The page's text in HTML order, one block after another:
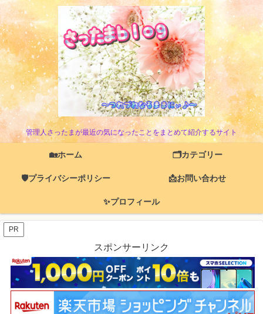
管理人さったまが最近の気になったことをまとめて紹介するサイト
🏡ホーム 🗂️カテゴリー
🛡️プライバシーポリシー 📩お問い合わせ
✨プロフィール
PR
スポンサーリンク